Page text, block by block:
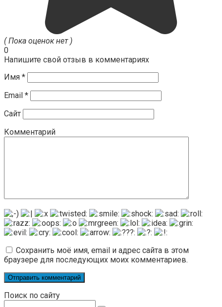
( Пока оценок нет )
0
Напишите свой отзыв в комментариях
Имя *
Email *
Сайт
Комментарий
Сохранить моё имя, email и адрес сайта в этом
браузере для последующих моих комментариев.
Поиск по сайту